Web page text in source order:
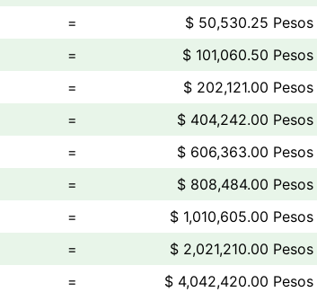
=
$ 50,530.25 Pesos
=
$ 101,060.50 Pesos
=
$ 202,121.00 Pesos
=
$ 404,242.00 Pesos
=
$ 606,363.00 Pesos
=
$ 808,484.00 Pesos
=
$ 1,010,605.00 Pesos
=
$ 2,021,210.00 Pesos
= $ 4,042,420.00 Pesos